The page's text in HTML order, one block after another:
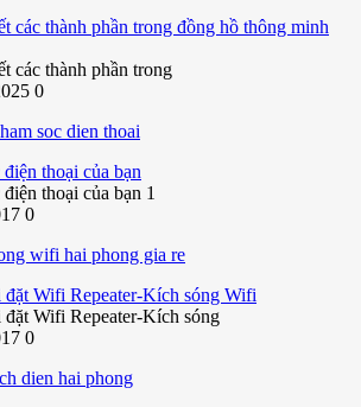
các thành phần trong đồng hồ thông minh
các thành phần trong
0
thoại của bạn
thoại của bạn 1
0
đặt Wifi Repeater-Kích sóng Wifi
đặt Wifi Repeater-Kích sóng
0